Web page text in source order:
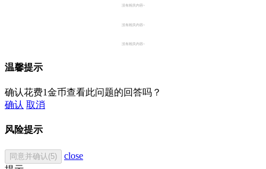
没有相关内容~
没有相关内容~
没有相关内容~
温馨提示
确认花费1金币查看此问题的回答吗？
确认 取消
风险提示
同意并确认(5)
close